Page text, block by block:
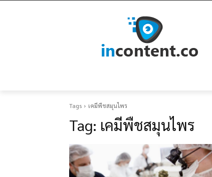
Tags เคมีพืชสมุนไพร
Tag: เคมีพืชสมุนไพร